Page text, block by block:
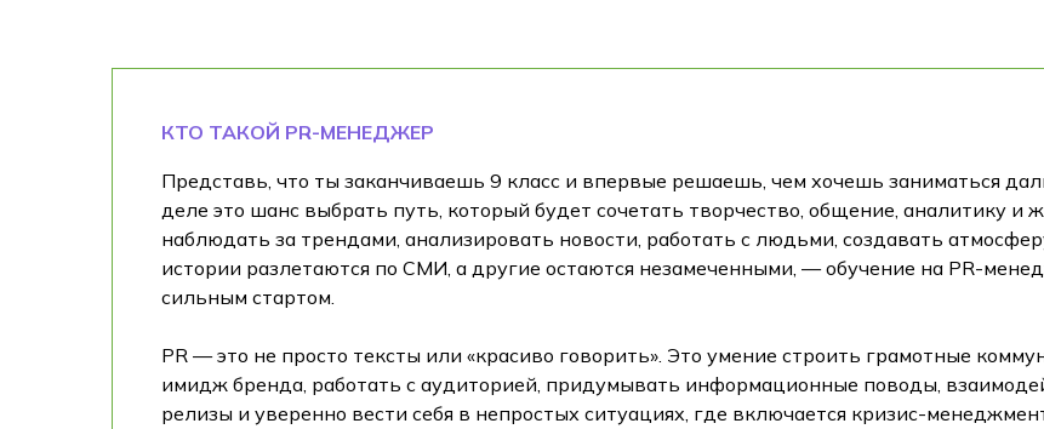
КТО ТАКОЙ PR-МЕНЕДЖЕР
Представь, что ты заканчиваешь 9 класс и впервые решаешь, чем хочешь заниматься
деле это шанс выбрать путь, который будет сочетать творчество, общение, аналитику и
наблюдать за трендами, анализировать новости, работать с людьми, создавать
истории разлетаются по СМИ, а другие остаются незамеченными, — обучение на PR-
сильным стартом.
PR — это не просто тексты или «красиво говорить». Это умение строить грамотные
имидж бренда, работать с аудиторией, придумывать информационные поводы,
релизы и уверенно вести себя в непростых ситуациях, где включается кризис-